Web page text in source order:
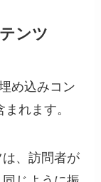
ンツ
め込みコン
れます。
、訪問者が